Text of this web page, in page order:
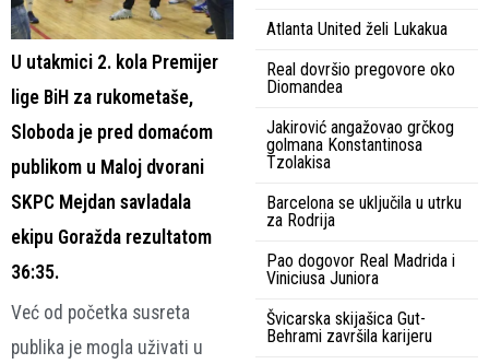
U utakmici 2. kola Premijer
lige BiH za rukometaše,
Sloboda je pred domaćom
publikom u Maloj dvorani
SKPC Mejdan savladala
ekipu Goražda rezultatom
36:35.
Već od početka susreta
publika je mogla uživati u
Atlanta United želi Lukakua
Real dovršio pregovore oko
Diomandea
Jakirović angažovao grčkog
golmana Konstantinosa
Tzolakisa
Barcelona se uključila u utrku
za Rodrija
Pao dogovor Real Madrida i
Viniciusa Juniora
Švicarska skijašica Gut-
Behrami završila karijeru